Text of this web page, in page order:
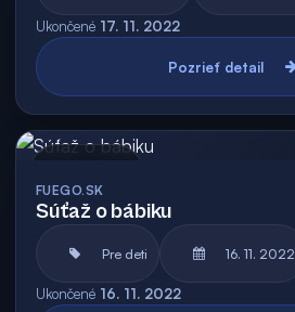
Ukončené 17. 11. 2022
Pozrieť detail
FUEGO.SK
Súťaž o bábiku
Pre deti 16. 11. 2022
Ukončené 16. 11. 2022